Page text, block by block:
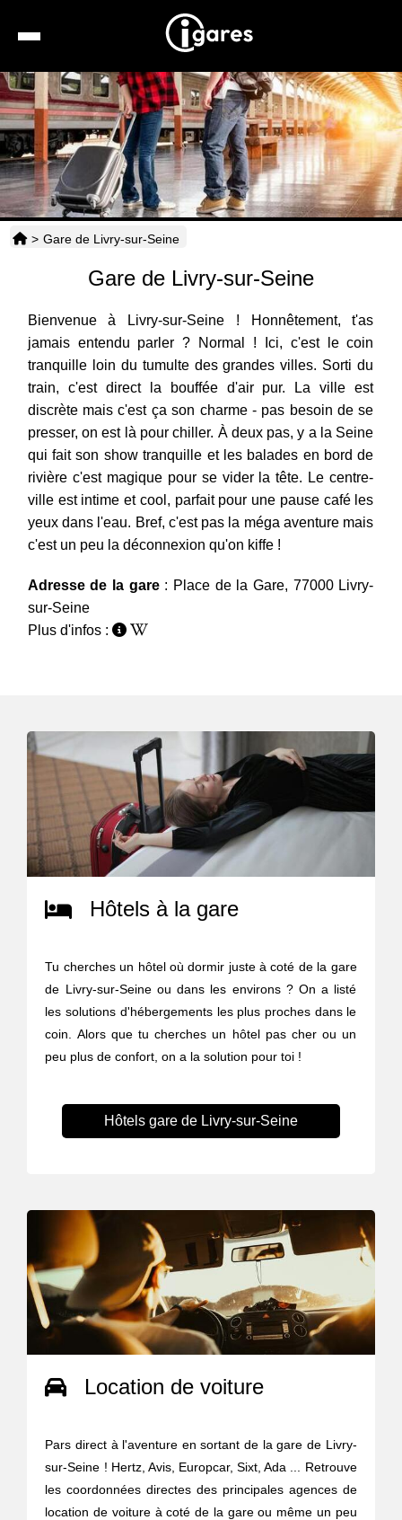
Recherche
Location de voiture
Hôtels
Taxis
Horaires
> Gare de Livry-sur-Seine
Gare de Livry-sur-Seine
Bienvenue à Livry-sur-Seine ! Honnêtement, t'as
jamais entendu parler ? Normal ! Ici, c'est le coin
tranquille loin du tumulte des grandes villes. Sorti du
train, c'est direct la bouffée d'air pur. La ville est
discrète mais c'est ça son charme - pas besoin de se
presser, on est là pour chiller. À deux pas, y a la Seine
qui fait son show tranquille et les balades en bord de
rivière c'est magique pour se vider la tête. Le centre-
ville est intime et cool, parfait pour une pause café les
yeux dans l'eau. Bref, c'est pas la méga aventure mais
c'est un peu la déconnexion qu'on kiffe !
Adresse de la gare : Place de la Gare, 77000 Livry-
sur-Seine
Plus d'infos :
Hôtels à la gare
Tu cherches un hôtel où dormir juste à coté de la gare
de Livry-sur-Seine ou dans les environs ? On a listé
les solutions d'hébergements les plus proches dans le
coin. Alors que tu cherches un hôtel pas cher ou un
peu plus de confort, on a la solution pour toi !
Hôtels gare de Livry-sur-Seine
Location de voiture
Pars direct à l'aventure en sortant de la gare de Livry-
sur-Seine ! Hertz, Avis, Europcar, Sixt, Ada ... Retrouve
les coordonnées directes des principales agences de
location de voiture à coté de la gare ou même un peu